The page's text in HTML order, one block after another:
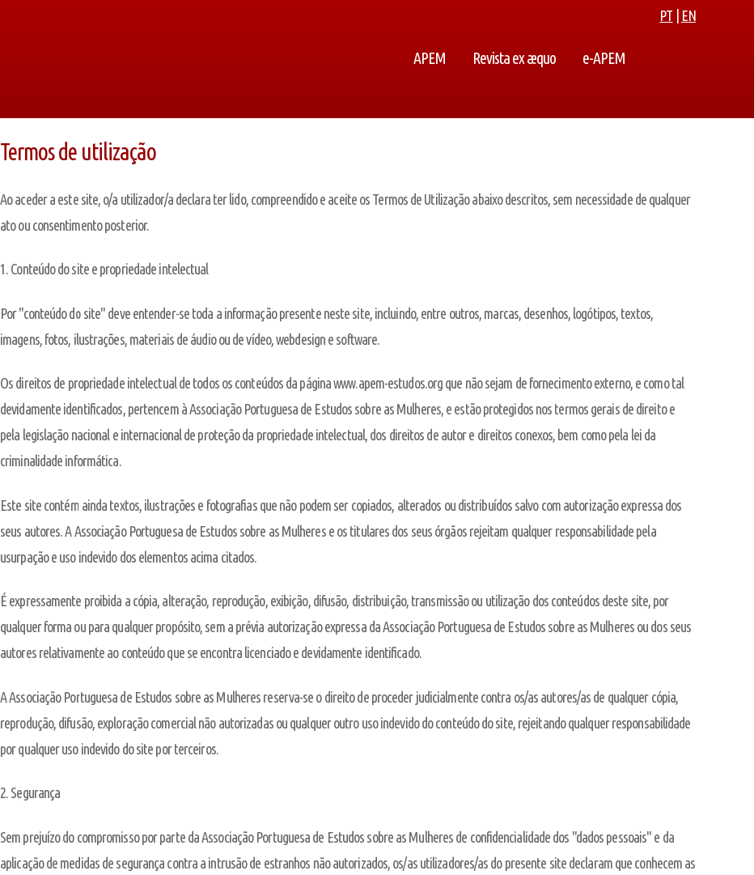
PT EN
APEM Revista ex æquo e-APEM
Termos de utilização
Ao aceder a este site, o/a utilizador/a declara ter lido, compreendido e aceite os Termos de Utilização abaixo descritos, sem necessidade de qualquer
ato ou consentimento posterior.
1. Conteúdo do site e propriedade intelectual
Por "conteúdo do site" deve entender-se toda a informação presente neste site, incluindo, entre outros, marcas, desenhos, logótipos, textos,
imagens, fotos, ilustrações, materiais de áudio ou de vídeo, webdesign e software.
Os direitos de propriedade intelectual de todos os conteúdos da página www.apem-estudos.org que não sejam de fornecimento externo, e como tal
devidamente identificados, pertencem à Associação Portuguesa de Estudos sobre as Mulheres, e estão protegidos nos termos gerais de direito e
pela legislação nacional e internacional de proteção da propriedade intelectual, dos direitos de autor e direitos conexos, bem como pela lei da
criminalidade informática.
Este site contém ainda textos, ilustrações e fotografias que não podem ser copiados, alterados ou distribuídos salvo com autorização expressa dos
seus autores. A Associação Portuguesa de Estudos sobre as Mulheres e os titulares dos seus órgãos rejeitam qualquer responsabilidade pela
usurpação e uso indevido dos elementos acima citados.
É expressamente proibida a cópia, alteração, reprodução, exibição, difusão, distribuição, transmissão ou utilização dos conteúdos deste site, por
qualquer forma ou para qualquer propósito, sem a prévia autorização expressa da Associação Portuguesa de Estudos sobre as Mulheres ou dos seus
autores relativamente ao conteúdo que se encontra licenciado e devidamente identificado.
A Associação Portuguesa de Estudos sobre as Mulheres reserva-se o direito de proceder judicialmente contra os/as autores/as de qualquer cópia,
reprodução, difusão, exploração comercial não autorizadas ou qualquer outro uso indevido do conteúdo do site, rejeitando qualquer responsabilidade
por qualquer uso indevido do site por terceiros.
2. Segurança
Sem prejuízo do compromisso por parte da Associação Portuguesa de Estudos sobre as Mulheres de confidencialidade dos "dados pessoais" e da
aplicação de medidas de segurança contra a intrusão de estranhos não autorizados, os/as utilizadores/as do presente site declaram que conhecem as